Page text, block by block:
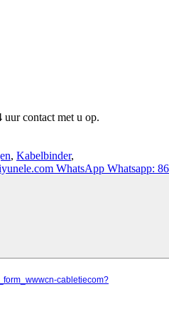
contact met u op.
, Kabelbinder,
WhatsApp Whatsapp: